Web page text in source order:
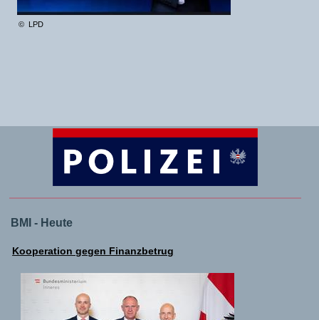
© LPD
BMI - Heute
Kooperation gegen Finanzbetrug